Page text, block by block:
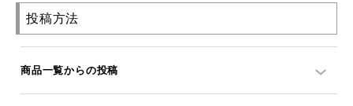
投稿方法
商品一覧からの投稿